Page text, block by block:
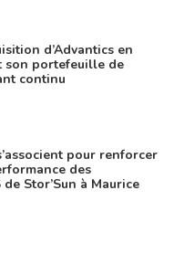
d’Advantics en
son portefeuille de
continu
pour renforcer
des
Stor’Sun à Maurice